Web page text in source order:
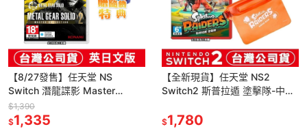
【8/27發售】任天堂 NS
Switch 潛龍諜影 Master
Collection Vol.2 -英日文版
$1,390
$1,335
【全新現貨】任天堂 NS2
Switch2 斯普拉遁 塗擊隊-中文
Splatoon
$1,780